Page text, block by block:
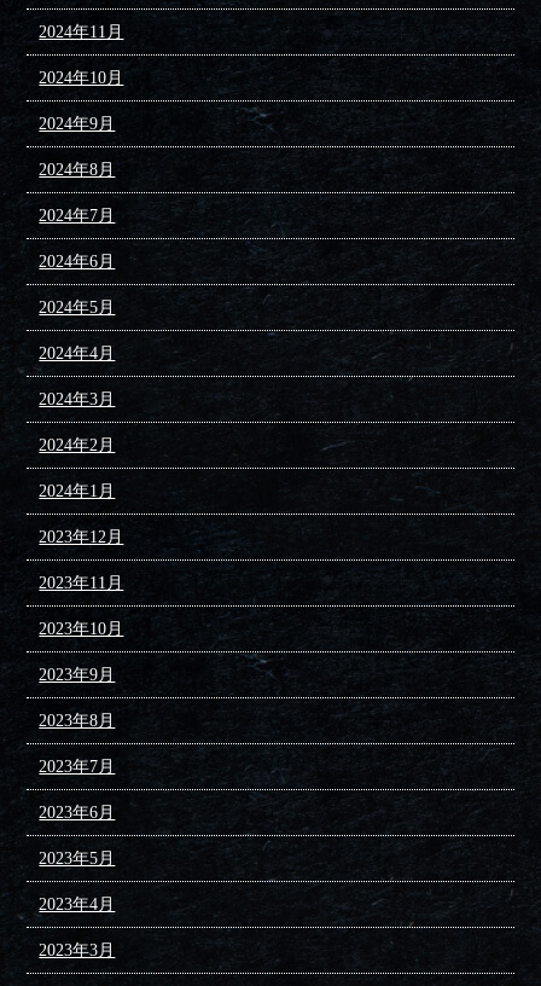
2024年11月
2024年10月
2024年9月
2024年8月
2024年7月
2024年6月
2024年5月
2024年4月
2024年3月
2024年2月
2024年1月
2023年12月
2023年11月
2023年10月
2023年9月
2023年8月
2023年7月
2023年6月
2023年5月
2023年4月
2023年3月